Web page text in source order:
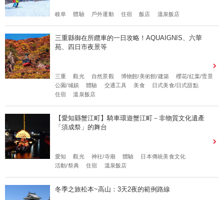
岐阜 體驗 戶外運動 住宿 飯店 溫泉飯店
三重縣御在所纜車的一日攻略！AQUAIGNIS、六華
苑、四日市夜景等
三重 觀光 自然景觀 博物館/美術館/建築
櫻花/紅葉/雪景
公園/城鎮
體驗 交通工具 美食
日式美食/日式甜點
住宿
溫泉飯店
【愛知縣蟹江町】騎車環遊蟹江町－非物質文化遺產
「須成祭」的舞台
愛知 觀光 神社/寺廟 體驗
日本傳統美食文化
活動/祭典
住宿 溫泉飯店
冬季之旅松本~高山：3天2夜的範例路線